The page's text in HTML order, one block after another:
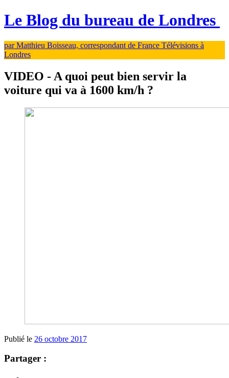
Le Blog du bureau de Londres
par Matthieu Boisseau, correspondant de France Télévisions à
Londres
VIDEO - A quoi peut bien servir la
voiture qui va à 1600 km/h ?
Publié le 26 octobre 2017
Partager :